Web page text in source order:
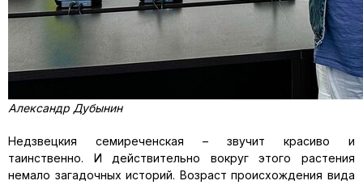
Александр Дубынин
Недзвецкия семиреченская – звучит красиво и
таинственно. И действительно вокруг этого растения
немало загадочных историй. Возраст происхождения вида